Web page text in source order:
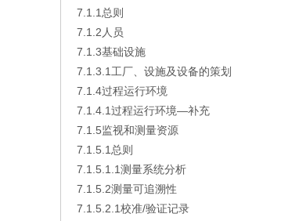
7.1.1总则
7.1.2人员
7.1.3基础设施
7.1.3.1工厂、设施及设备的策划
7.1.4过程运行环境
7.1.4.1过程运行环境—补充
7.1.5监视和测量资源
7.1.5.1总则
7.1.5.1.1测量系统分析
7.1.5.2测量可追溯性
7.1.5.2.1校准/验证记录